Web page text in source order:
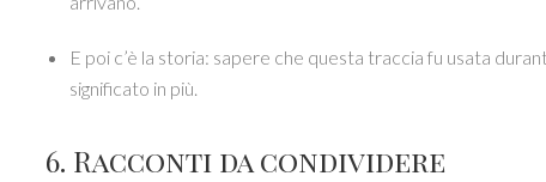
E poi c’è la storia: sapere che questa traccia fu usata
significato in più.
6. Racconti da condividere